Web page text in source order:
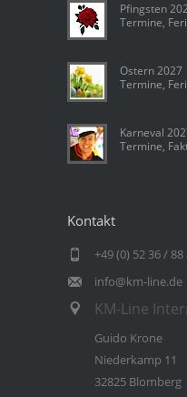
Pfingsten
Termine,
Ostern 2027
Termine,
Karneval
Termine,
Kontakt
+49 (0) 52 36 / 88
info@km-line.de
KM-Line
Guido Krone
Niederkamp 11
32825 Blomberg